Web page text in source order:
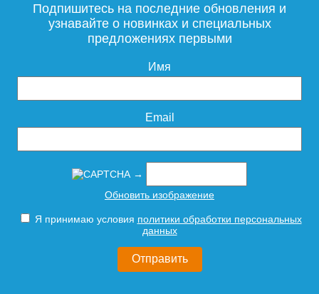
Смеситель Kludi Objekta
28 230
Смеситель Kludi Objekta
23 020
Подробнее
10 995
Подпишитесь на последние обновления и
узнавайте о новинках и специальных
предложениях первыми
Имя
Email
→
Обновить изображение
Я принимаю условия политики обработки персональных
данных